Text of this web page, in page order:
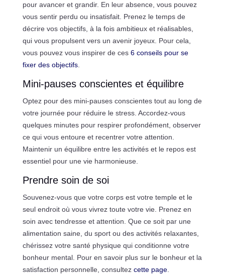
pour avancer et grandir. En leur absence, vous pouvez
vous sentir perdu ou insatisfait. Prenez le temps de
décrire vos objectifs, à la fois ambitieux et réalisables,
qui vous propulsent vers un avenir joyeux. Pour cela,
vous pouvez vous inspirer de ces 6 conseils pour se
fixer des objectifs.
Mini-pauses conscientes et équilibre
Optez pour des mini-pauses conscientes tout au long de
votre journée pour réduire le stress. Accordez-vous
quelques minutes pour respirer profondément, observer
ce qui vous entoure et recentrer votre attention.
Maintenir un équilibre entre les activités et le repos est
essentiel pour une vie harmonieuse.
Prendre soin de soi
Souvenez-vous que votre corps est votre temple et le
seul endroit où vous vivrez toute votre vie. Prenez en
soin avec tendresse et attention. Que ce soit par une
alimentation saine, du sport ou des activités relaxantes,
chérissez votre santé physique qui conditionne votre
bonheur mental. Pour en savoir plus sur le bonheur et la
satisfaction personnelle, consultez cette page.